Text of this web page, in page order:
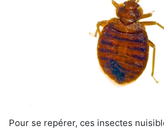
Pour se repérer, ces insectes